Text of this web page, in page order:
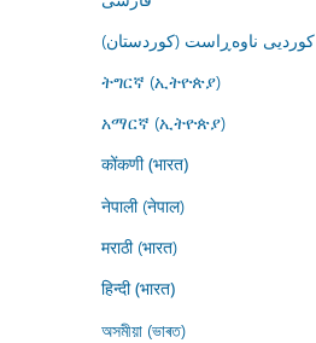
کوردیی ناوەڕاست (کوردستان)
ትግርኛ (ኢትዮጵያ)
አማርኛ (ኢትዮጵያ)
कोंकणी (भारत)
नेपाली (नेपाल)
मराठी (भारत)
हिन्दी (भारत)
অসমীয়া (ভাৰত)